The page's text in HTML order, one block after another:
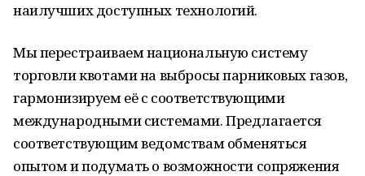
наилучших доступных технологий.
Мы перестраиваем национальную систему
торговли квотами на выбросы парниковых газов,
гармонизируем её с соответствующими
международными системами. Предлагается
соответствующим ведомствам обменяться
опытом и подумать о возможности сопряжения